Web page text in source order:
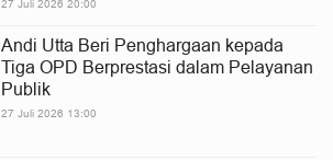
27 Juli 2026 20:00
Andi Utta Beri Penghargaan kepada
Tiga OPD Berprestasi dalam Pelayanan
Publik
27 Juli 2026 13:00